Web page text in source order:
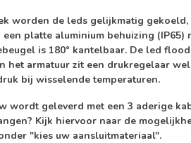
worden de leds gelijkmatig
platte aluminium behuizing (IP65)
is 180° kantelbaar. De led
het armatuur zit een drukregelaar
bij wisselende temperaturen.
wordt geleverd met een 3 aderige
Kijk hiervoor naar de
"kies uw aansluitmateriaal".